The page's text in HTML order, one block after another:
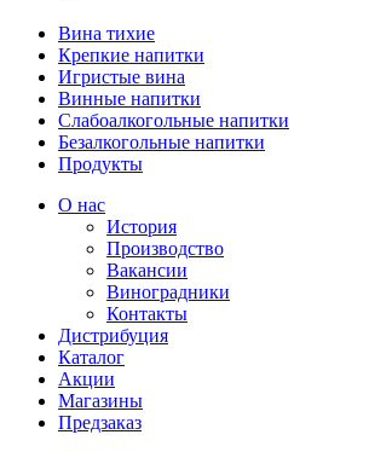
Вина тихие
Крепкие напитки
Игристые вина
Винные напитки
Слабоалкогольные напитки
Безалкогольные напитки
Продукты
О нас
История
Производство
Вакансии
Виноградники
Контакты
Дистрибуция
Каталог
Акции
Магазины
Предзаказ